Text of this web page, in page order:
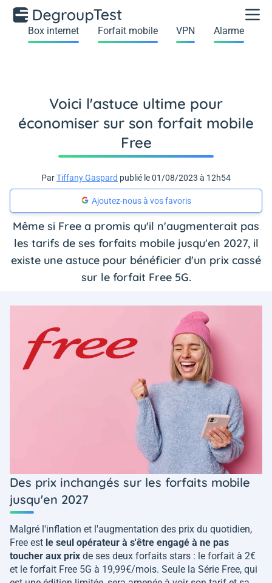
Box internet Forfait mobile VPN Alarme
Voici l'astuce ultime pour
économiser sur son forfait mobile
Free
ParTiffany Gaspard publié le 01/08/2023 à 12h54
Ajoutez-nous à vos favoris
Même si Free a promis qu'il n'augmenterait pas
les tarifs de ses forfaits mobile jusqu'en 2027, il
existe une astuce pour bénéficier d'un prix cassé
sur le forfait Free 5G.
Des prix inchangés sur les forfaits mobile
jusqu'en 2027
Malgré l'inflation et l'augmentation des prix du quotidien,
Free est le seul opérateur à s'être engagé à ne pas
toucher aux prix de ses deux forfaits stars : le forfait à 2€
et le forfait Free 5G à 19,99€/mois. Seule la Série Free, qui